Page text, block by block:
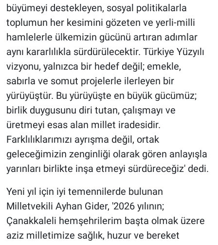
büyümeyi destekleyen, sosyal politikalarla
toplumun her kesimini gözeten ve yerli-milli
hamlelerle ülkemizin gücünü artıran adımlar
aynı kararlılıkla sürdürülecektir. Türkiye Yüzyılı
vizyonu, yalnızca bir hedef değil; emekle,
sabırla ve somut projelerle ilerleyen bir
yürüyüştür. Bu yürüyüşte en büyük gücümüz;
birlik duygusunu diri tutan, çalışmayı ve
üretmeyi esas alan millet iradesidir.
Farklılıklarımızı ayrışma değil, ortak
geleceğimizin zenginliği olarak gören anlayışla
yarınları birlikte inşa etmeyi sürdüreceğiz' dedi.
Yeni yıl için iyi temennilerde bulunan
Milletvekili Ayhan Gider, '2026 yılının;
Çanakkaleli hemşehrilerim başta olmak üzere
aziz milletimize sağlık, huzur ve bereket